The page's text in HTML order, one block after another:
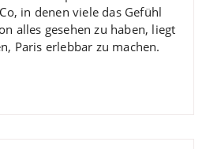
in denen viele das Gefühl
alles gesehen zu haben, liegt
Paris erlebbar zu machen.